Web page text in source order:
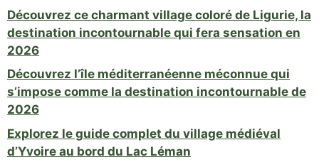
Découvrez ce charmant village coloré de Ligurie, la
destination incontournable qui fera sensation en
2026
Découvrez l’île méditerranéenne méconnue qui
s’impose comme la destination incontournable de
2026
Explorez le guide complet du village médiéval
d’Yvoire au bord du Lac Léman